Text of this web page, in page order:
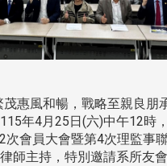
惠風和暢，戰略至親良朋
年4月25日(六)中午12時
次會員大會暨第4次理監事
師主持，特別邀請系所友